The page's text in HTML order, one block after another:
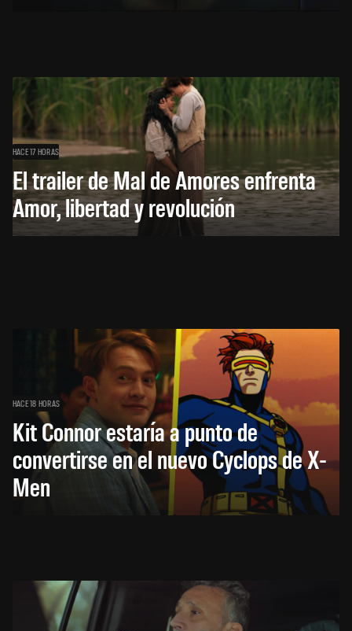
HACE 17 HORAS
El trailer de Mal de Amores enfrenta
Amor, libertad y revolución
HACE 18 HORAS
Kit Connor estaría a punto de
convertirse en el nuevo Cyclops de X-
Men